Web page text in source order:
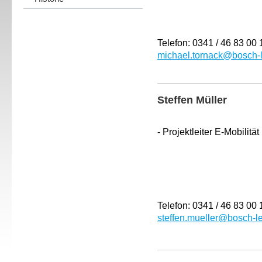
Telefon: 0341 / 46 83 00
Steffen Müller
- Projektleiter E-Mobilität
Telefon: 0341 / 46 83 00
steffen.mueller@bosch-